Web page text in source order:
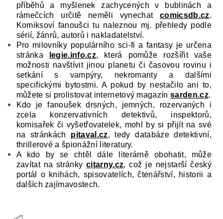
příběhů a myšlenek zachycených v bublinách a
rámečcích určitě neměli vynechatcomicsdb.cz.
Komiksoví fanoušci tu naleznou mj. přehledy podle
sérií, žánrů, autorů i nakladatelství.
Pro milovníky populárního sci-fi a fantasy je určena
stránka
legie.info.cz, která pomůže rozšířit vaše
možnosti navštívit jinou planetu či časovou rovinu i
setkání s vampýry, nekromanty a dalšími
specifickými bytostmi. A pokud by nestačilo ani to,
můžete si prolistovat internetový magazínsarden.cz.
Kdo je fanoušek drsných, jemných, rozervaných i
zcela konzervativních detektivů, inspektorů,
komisařek či vyšetřovatelek, mohl by si přijít na své
na stránkách pitaval.cz, tedy databáze detektivní,
thrillerové a špionážní literatury.
A kdo by se chtěl dále literárně obohatit, může
zavítat na stránkycitarny.cz, což je nejstarší český
portál o knihách, spisovatelích, čtenářství, historii a
dalších zajímavostech.